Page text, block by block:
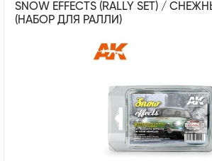
SNOW EFFECTS (RALLY SET) /
(НАБОР ДЛЯ РАЛЛИ)